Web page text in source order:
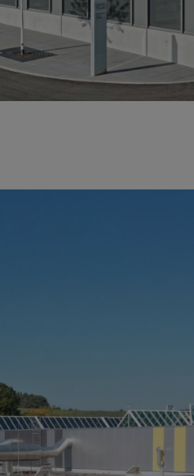
STIHL 4 non solo produce
elettrica e del segmento della